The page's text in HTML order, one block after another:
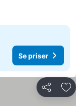
Se priser
Del